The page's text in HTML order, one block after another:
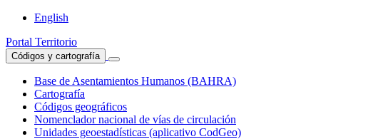
English
Portal Territorio
Códigos y cartografía
Base de Asentamientos Humanos (BAHRA)
Cartografía
Códigos geográficos
Nomenclador nacional de vías de circulación
Unidades geoestadísticas (aplicativo CodGeo)